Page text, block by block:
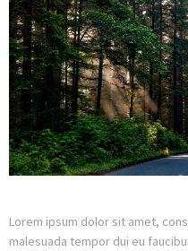
Lorem ipsum dolor sit amet,
malesuada tempor dui eu